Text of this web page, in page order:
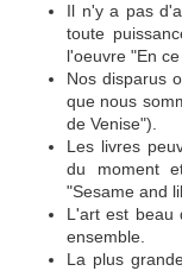
Il n'y a pas
toute
l'oeuvre "En ce
Nos disparus
que nous
de Venise").
Les livres
du moment
"Sesame and
L'art est beau
ensemble.
La plus